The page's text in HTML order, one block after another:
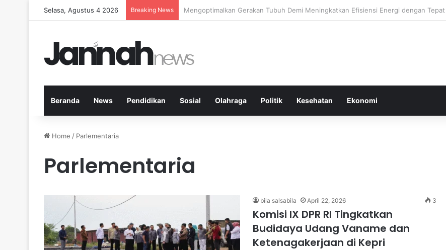
Selasa, Agustus 4 2026 Breaking News Kardio Outdoor Ringan yang Efektif Membakar Lemak dan Menyegarkan Tubuh Anda
Beranda News Pendidikan Sosial Olahraga Politik Kesehatan Ekonomi
Home / Parlementaria
Parlementaria
bila salsabila April 22, 2026 3
Komisi IX DPR RI Tingkatkan
Budidaya Udang Vaname dan
Ketenagakerjaan di Kepri